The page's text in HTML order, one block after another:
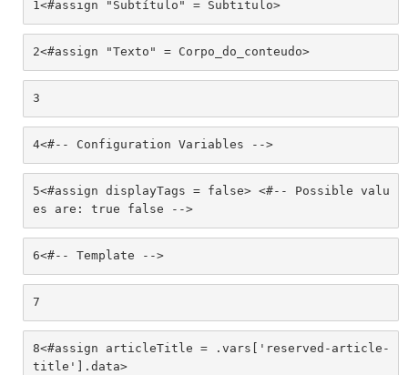
1<#assign "Subtítulo" = Subtitulo>
2<#assign "Texto" = Corpo_do_conteudo>
3
4<#-- Configuration Variables -->
5<#assign displayTags = false> <#-- Possible valu
es are: true false -->
6<#-- Template -->
7
8<#assign articleTitle = .vars['reserved-article-
title'].data>